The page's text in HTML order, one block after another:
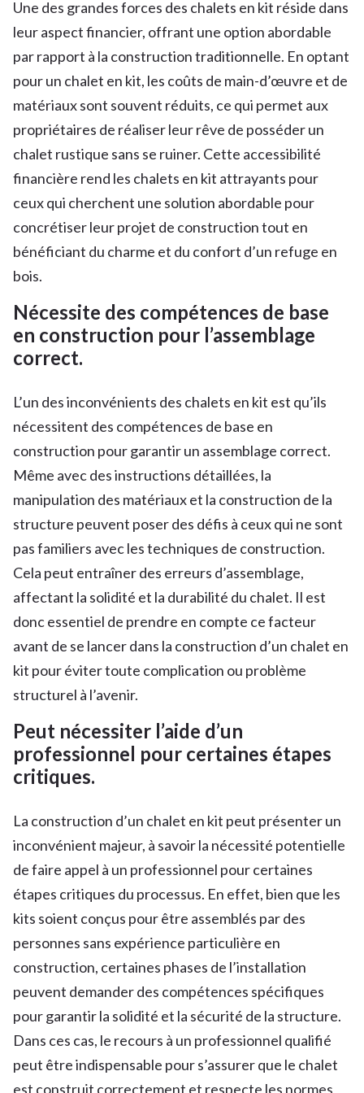
Une des grandes forces des chalets en kit réside dans
leur aspect financier, offrant une option abordable
par rapport à la construction traditionnelle. En optant
pour un chalet en kit, les coûts de main-d’œuvre et de
matériaux sont souvent réduits, ce qui permet aux
propriétaires de réaliser leur rêve de posséder un
chalet rustique sans se ruiner. Cette accessibilité
financière rend les chalets en kit attrayants pour
ceux qui cherchent une solution abordable pour
concrétiser leur projet de construction tout en
bénéficiant du charme et du confort d’un refuge en
bois.
Nécessite des compétences de base
en construction pour l’assemblage
correct.
L’un des inconvénients des chalets en kit est qu’ils
nécessitent des compétences de base en
construction pour garantir un assemblage correct.
Même avec des instructions détaillées, la
manipulation des matériaux et la construction de la
structure peuvent poser des défis à ceux qui ne sont
pas familiers avec les techniques de construction.
Cela peut entraîner des erreurs d’assemblage,
affectant la solidité et la durabilité du chalet. Il est
donc essentiel de prendre en compte ce facteur
avant de se lancer dans la construction d’un chalet en
kit pour éviter toute complication ou problème
structurel à l’avenir.
Peut nécessiter l’aide d’un
professionnel pour certaines étapes
critiques.
La construction d’un chalet en kit peut présenter un
inconvénient majeur, à savoir la nécessité potentielle
de faire appel à un professionnel pour certaines
étapes critiques du processus. En effet, bien que les
kits soient conçus pour être assemblés par des
personnes sans expérience particulière en
construction, certaines phases de l’installation
peuvent demander des compétences spécifiques
pour garantir la solidité et la sécurité de la structure.
Dans ces cas, le recours à un professionnel qualifié
peut être indispensable pour s’assurer que le chalet
est construit correctement et respecte les normes